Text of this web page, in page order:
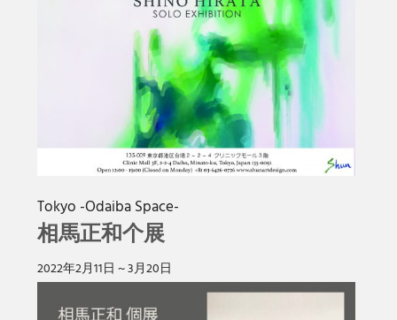
Tokyo -Odaiba Space-
相馬正和个展
2022年2月11日 ~ 3月20日